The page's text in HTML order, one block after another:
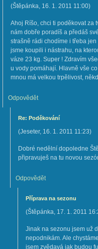
(Štěpánka, 16. 1. 2011 11:00)
Ahoj Ríšo, chci ti poděkovat za
nám dobře poradíš a předáš
strašně rádi chodíme i třeba
jsme koupili i nástrahu, na
váze 23 kg. Super ! Zdravím
u vody pomáhají. Hlavně vše
mnou má velkou trpělivost,
Odpovědět
Re: Poděkování
(Jeseter, 16. 1. 2011 11:23)
Dobré nedělní dopoledne
připravuješ na tu novou
Odpovědět
Příprava na sezonu
(Štěpánka, 17. 1. 2011
Jinak na sezonu jsem už
nepodnikám. Ale
jsem zvědavá jak budou